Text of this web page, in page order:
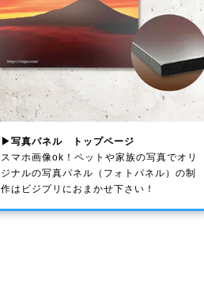
▶写真パネル トップページ
スマホ画像ok！ペットや家族の写真でオリ
ジナルの写真パネル（フォトパネル）の制
作はビジプリにおまかせ下さい！